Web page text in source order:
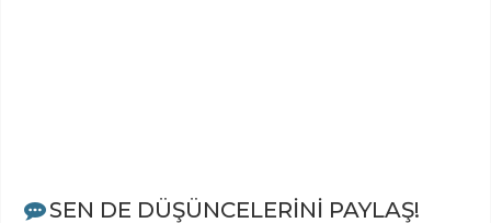
SEN DE DÜŞÜNCELERİNİ PAYLAŞ!